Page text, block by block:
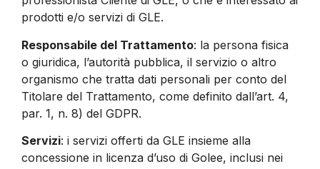
prodotti e/o servizi di GLE.
Responsabile del Trattamento: la persona fisica
o giuridica, l’autorità pubblica, il servizio o altro
organismo che tratta dati personali per conto del
Titolare del Trattamento, come definito dall’art. 4,
par. 1, n. 8) del GDPR.
Servizi: i servizi offerti da GLE insieme alla
concessione in licenza d’uso di Golee, inclusi nei